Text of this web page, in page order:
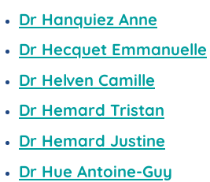
Dr Hanquiez Anne
Dr Hecquet Emmanuelle
Dr Helven Camille
Dr Hemard Tristan
Dr Hemard Justine
Dr Hue Antoine-Guy